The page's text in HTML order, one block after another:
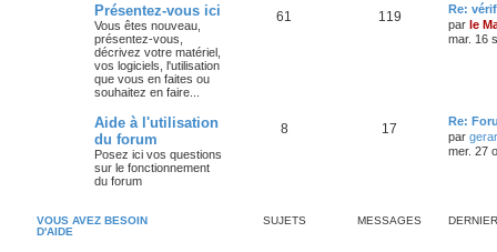
Présentez-vous ici
Vous êtes nouveau,
présentez-vous,
décrivez votre matériel,
vos logiciels, l'utilisation
que vous en faites ou
souhaitez en faire...
61 119
Re:
par le
mar. 16
Aide à l'utilisation
du forum
Posez ici vos questions
sur le fonctionnement
du forum
8 17
Re:
par
mer. 27
VOUS AVEZ BESOIN
D'AIDE
SUJETS MESSAGES